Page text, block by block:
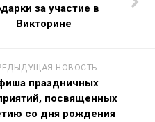
за участие в
Викторине
НОВОСТЬ
праздничных
посвященных
со дня рождения